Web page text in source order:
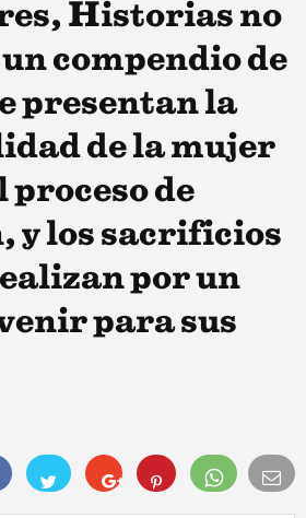
Historias no
compendio de
presentan la
de la mujer
proceso de
y los sacrificios
por un
para sus